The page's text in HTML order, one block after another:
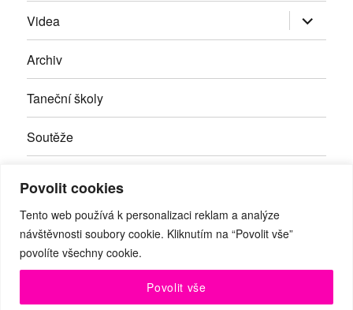
Povolit cookies
Tento web používá k personalizaci reklam a analýze
návštěvnosti soubory cookie. Kliknutím na “Povolit vše”
povolíte všechny cookie.
Povolit vše
Videa Zobrazit
položky
Archiv
Taneční školy
Soutěže
Kontakty
Facebook
RSS Youtube